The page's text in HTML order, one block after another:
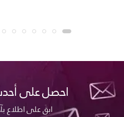
احصل على
ابقَ على اطلاع